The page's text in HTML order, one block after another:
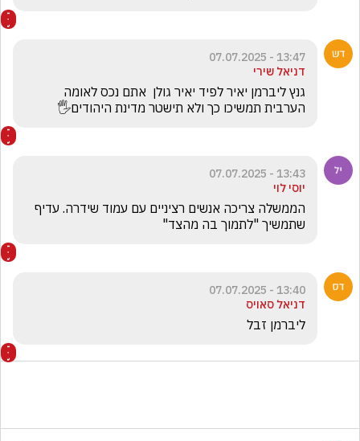
13:47 - 07.07.2025
דניאל שירי
הערבית תמשיכו כך ולא תישטר מדינת היהודים🖐
13:43 - 07.07.2025
יוסי לוי
שתמשיך "לתמוך בה מהצד"
13:40 - 07.07.2025
דניאל סאויס
ליברמן זבל